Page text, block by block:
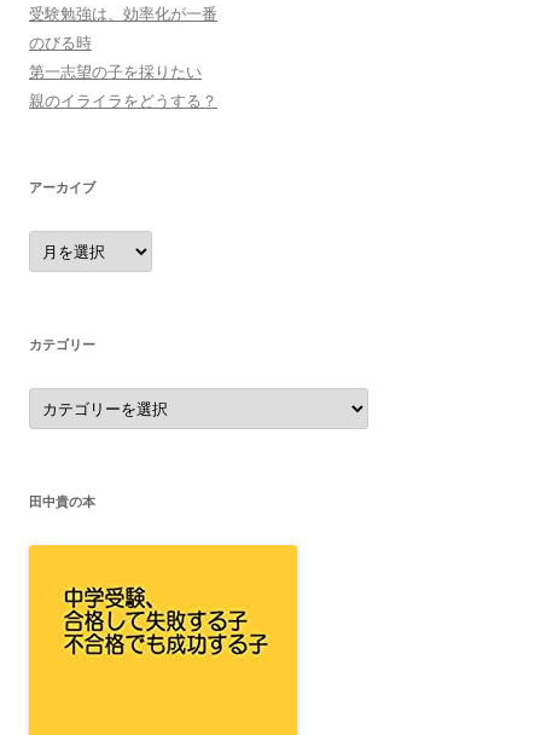
受験勉強は、効率化が一番
のびる時
第一志望の子を採りたい
親のイライラをどうする？
アーカイブ
ア
ー
カ
カテゴリー
カ
テ
ゴ
田中貴の本